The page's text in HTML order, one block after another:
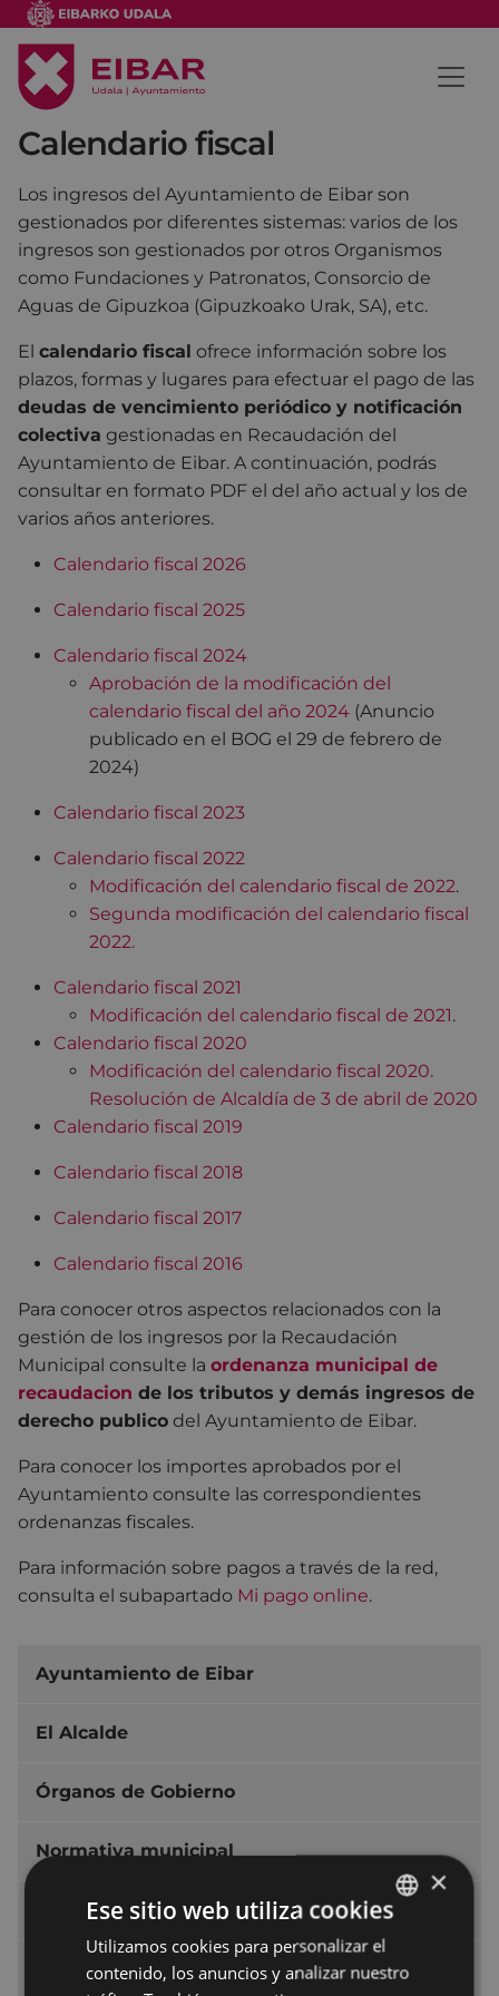
Calendario fiscal
Los ingresos del Ayuntamiento de Eibar son
gestionados por diferentes sistemas: varios de los
ingresos son gestionados por otros Organismos
como Fundaciones y Patronatos, Consorcio de
Aguas de Gipuzkoa (Gipuzkoako Urak, SA), etc.
El calendario fiscal ofrece información sobre los
plazos, formas y lugares para efectuar el pago de las
deudas de vencimiento periódico y notificación
colectiva gestionadas en Recaudación del
Ayuntamiento de Eibar. A continuación, podrás
consultar en formato PDF el del año actual y los de
varios años anteriores.
Calendario fiscal 2026
Calendario fiscal 2025
Calendario fiscal 2024
Aprobación de la modificación del
calendario fiscal del año 2024 (Anuncio
publicado en el BOG el 29 de febrero de
2024)
Calendario fiscal 2023
Calendario fiscal 2022
Modificación del calendario fiscal de 2022.
Segunda modificación del calendario fiscal
2022.
Calendario fiscal 2021
Modificación del calendario fiscal de 2021.
Calendario fiscal 2020
Modificación del calendario fiscal 2020.
Resolución de Alcaldía de 3 de abril de 2020
Calendario fiscal 2019
Calendario fiscal 2018
Calendario fiscal 2017
Calendario fiscal 2016
Para conocer otros aspectos relacionados con la
gestión de los ingresos por la Recaudación
Municipal consulte la ordenanza municipal de
recaudacion de los tributos y demás ingresos de
derecho publico del Ayuntamiento de Eibar.
Para conocer los importes aprobados por el
Ayuntamiento consulte las correspondientes
ordenanzas fiscales.
Para información sobre pagos a través de la red,
consulta el subapartado Mi pago online.
Ayuntamiento de Eibar
El Alcalde
Órganos de Gobierno
Normativa municipal
Normativa en tramitación
Acuerdos municipales
BASQUE
SPANISH
×
Ese sitio web utiliza cookies
Utilizamos cookies para personalizar el
contenido, los anuncios y analizar nuestro